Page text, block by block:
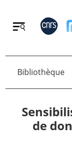
Retour
Retour
Bibliothèque
de